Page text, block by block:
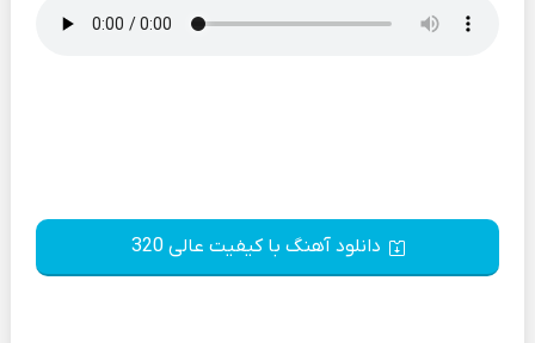
دانلود آهنگ با کیفیت عالی 320